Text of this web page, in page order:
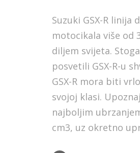
Suzuki GSX-R
motocikala više od
diljem svijeta.
posvetili GSX-R-u
GSX-R mora biti
svojoj klasi.
najboljim
cm3, uz okretno